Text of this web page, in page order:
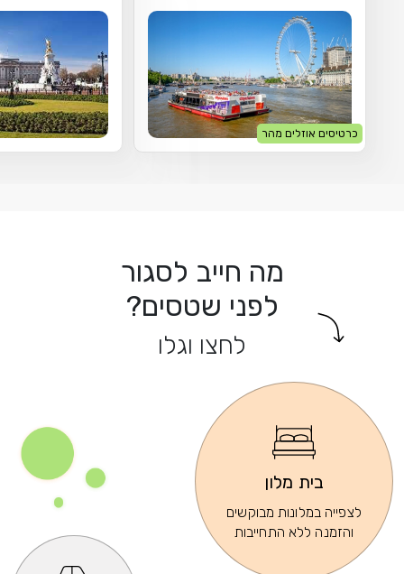
כרטיסים אוזלים מהר
מה חייב לסגור
לפני שטסים?
לחצו וגלו
בית מלון
לצפייה במלונות מבוקשים
והזמנה ללא התחייבות